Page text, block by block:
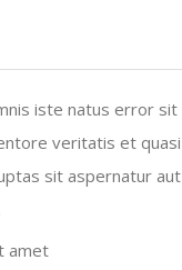
iste natus error
veritatis et
sit aspernatur
amet